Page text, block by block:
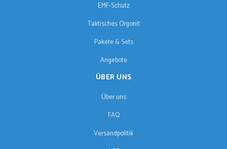
EMF-Schutz
Taktisches Orgonit
Pakete & Sets
Angebote
ÜBER UNS
Über uns
FAQ
Versandpolitik